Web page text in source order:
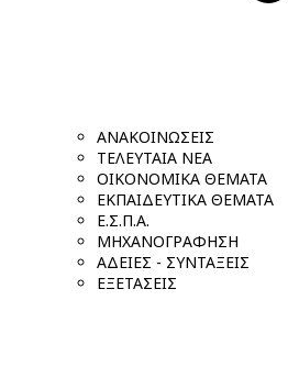
ΑΝΑΚΟΙΝΩΣΕΙΣ
ΤΕΛΕΥΤΑΙΑ ΝΕΑ
ΟΙΚΟΝΟΜΙΚΑ ΘΕΜΑΤΑ
ΕΚΠΑΙΔΕΥΤΙΚΑ ΘΕΜΑΤΑ
Ε.Σ.Π.Α.
ΜΗΧΑΝΟΓΡΑΦΗΣΗ
ΑΔΕΙΕΣ - ΣΥΝΤΑΞΕΙΣ
ΕΞΕΤΑΣΕΙΣ